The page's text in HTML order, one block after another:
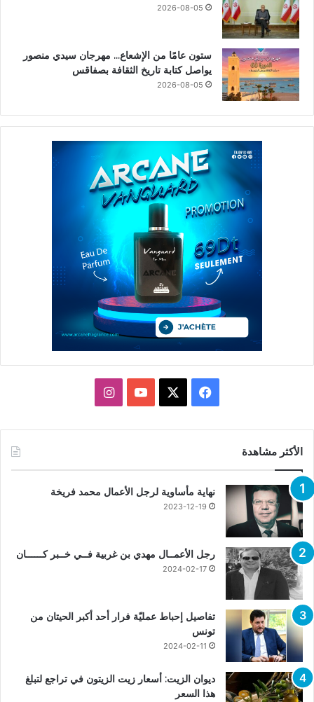
2026-08-05
ستون عامًا من الإشعاع… مهرجان سيدي منصور
يواصل كتابة تاريخ الثقافة بصفاقس
2026-08-05
فيسبوك يوتيوبانستقرام
الأكثر مشاهدة
نهاية مأساوية لرجل الأعمال محمد فريخة
2023-12-19
رجل الأعمــال مهدي بن غربية فــي خــبر كــــــان
2024-02-17
تفاصيل إحباط عمليّة فرار أحد أكبر الحيتان من
تونس
2024-02-11
ديوان الزيت: أسعار زيت الزيتون في تراجع لتبلغ
هذا السعر